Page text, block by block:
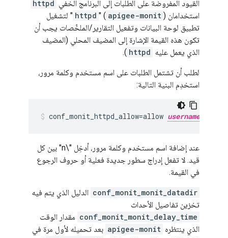
القيود المفروضة على الطلبات إلى البرنامج الخفي httpd
استخدامان ( apigee-monit
) "
httpd " لتشغيل
تطبيق لوحة البيانات وتفعيل التقارير/الملخّصات يجب أن
تكون هذه القيمة الإشارة إلى المضيف المحلي (المضيف
الذي يعمل عليه httpd
).
لطلب أن تشتمل الطلبات على اسم مستخدم وكلمة مرور،
استخدِم البنية التالية:
conf_monit_httpd_allow=allow username
عند إضافة اسم مستخدم وكلمة مرور، أدخِل "\n" بين كل
قيد. لا تفعل إدراج سطور جديدة فعلية أو حروف الرجوع
في القيمة.
conf_monit_monit_datadir الدليل الذي يتم فيه
تخزين تفاصيل الأحداث
conf_monit_monit_delay_time مقدار الوقت
الذي ينتظره apigee-monit بعد تحميله لأول مرة في